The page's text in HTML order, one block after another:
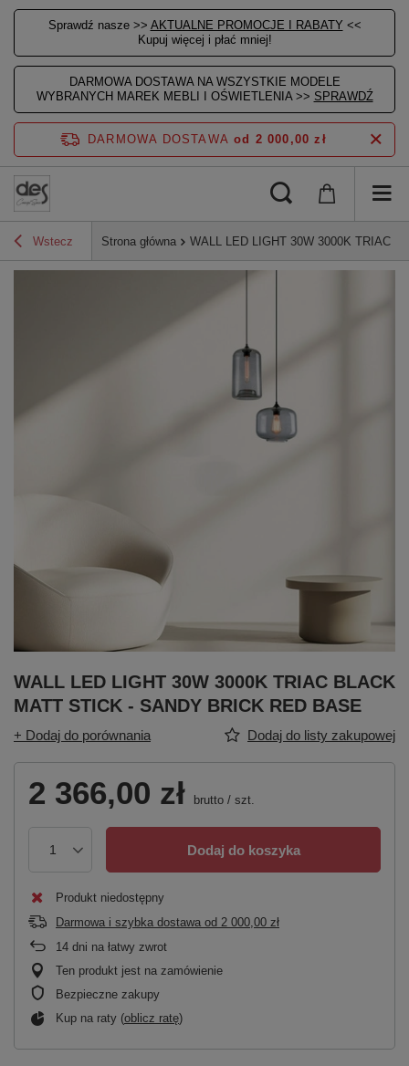
Sprawdź nasze >> AKTUALNE PROMOCJE I RABATY <<
Kupuj więcej i płać mniej!
DARMOWA DOSTAWA NA WSZYSTKIE MODELE
WYBRANYCH MAREK MEBLI I OŚWIETLENIA >> SPRAWDŹ
DARMOWA DOSTAWA od 2 000,00 zł
Wstecz Strona główna WALL LED LIGHT 30W 3000K TRIAC
WALL LED LIGHT 30W 3000K TRIAC BLACK
MATT STICK - SANDY BRICK RED BASE
+ Dodaj do porównania Dodaj do listy zakupowej
2 366,00 zł brutto / szt.
Dodaj do koszyka
Produkt niedostępny
Darmowa i szybka dostawa od 2 000,00 zł
14 dni na łatwy zwrot
Ten produkt jest na zamówienie
Bezpieczne zakupy
Kup na raty (oblicz ratę)